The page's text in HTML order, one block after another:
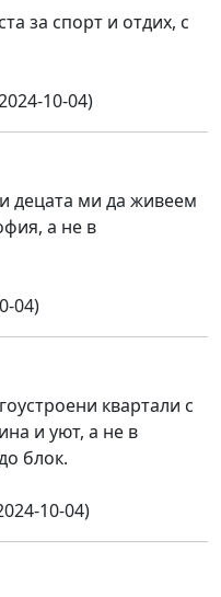
за спорт и отдих, с
10-04)
децата ми да живеем
а не в
04)
квартали с
и уют, а не в
блок.
10-04)